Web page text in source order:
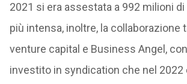
2021 si era assestata a 992 milioni
più intensa, inoltre, la collaborazione
venture capital e Business Angel,
investito in syndication che nel 2022